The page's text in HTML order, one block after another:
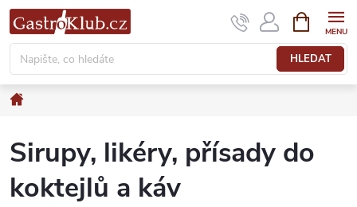
Přejít
na
obsah
HLEDAT
NÁKUPNÍ
KOŠÍK
Sirupy, likéry, přísady do
koktejlů a káv